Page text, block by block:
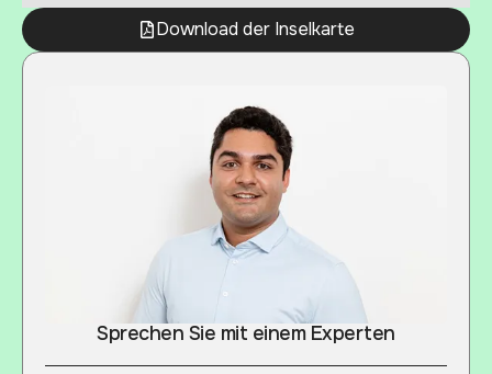
Download der Inselkarte
Sprechen Sie mit einem Experten